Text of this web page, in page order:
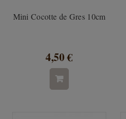
Mini Cocotte de Gres 10cm
4,50 €